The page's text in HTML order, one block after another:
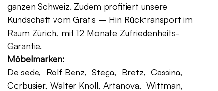
ganzen Schweiz. Zudem profitiert unsere
Kundschaft vom Gratis – Hin Rücktransport im
Raum Zürich, mit 12 Monate Zufriedenheits-
Garantie.
Möbelmarken:
De sede, Rolf Benz, Stega, Bretz, Cassina,
Corbusier, Walter Knoll, Artanova, Wittman,